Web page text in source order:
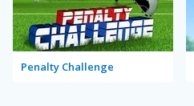
Penalty Challenge